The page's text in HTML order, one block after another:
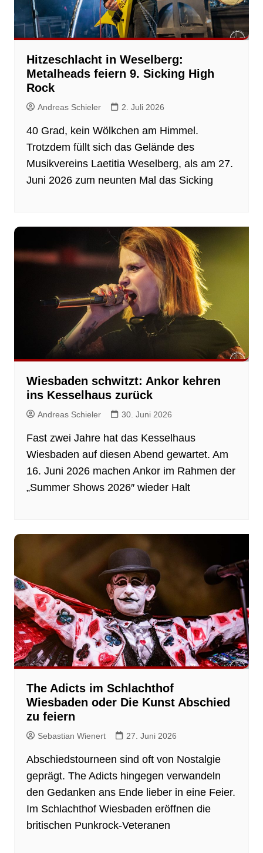
Hitzeschlacht in Weselberg:
Metalheads feiern 9. Sicking High
Rock
Andreas Schieler 2. Juli 2026
40 Grad, kein Wölkchen am Himmel.
Trotzdem füllt sich das Gelände des
Musikvereins Laetitia Weselberg, als am 27.
Juni 2026 zum neunten Mal das Sicking
Wiesbaden schwitzt: Ankor kehren
ins Kesselhaus zurück
Andreas Schieler 30. Juni 2026
Fast zwei Jahre hat das Kesselhaus
Wiesbaden auf diesen Abend gewartet. Am
16. Juni 2026 machen Ankor im Rahmen der
„Summer Shows 2026″ wieder Halt
The Adicts im Schlachthof
Wiesbaden oder Die Kunst Abschied
zu feiern
Sebastian Wienert 27. Juni 2026
Abschiedstourneen sind oft von Nostalgie
geprägt. The Adicts hingegen verwandeln
den Gedanken ans Ende lieber in eine Feier.
Im Schlachthof Wiesbaden eröffnen die
britischen Punkrock-Veteranen